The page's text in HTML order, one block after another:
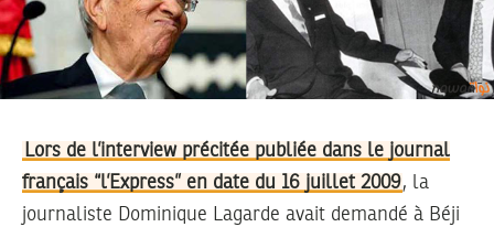
Lors de l’interview précitée publiée dans le journal
français “l’Express” en date du 16 juillet 2009, la
journaliste Dominique Lagarde avait demandé à Béji